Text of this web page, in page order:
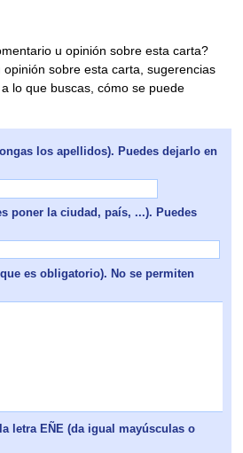
u opinión sobre esta carta?
sobre esta carta, sugerencias
lo que buscas, cómo se puede
los apellidos). Puedes dejarlo en
poner la ciudad, país, ...). Puedes
es obligatorio). No se permiten
letra EÑE (da igual mayúsculas o